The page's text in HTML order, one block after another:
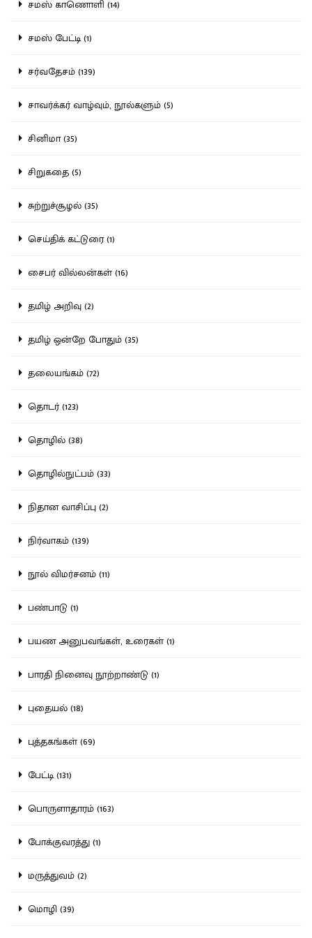
சமஸ் காணொளி (14)
சமஸ் பேட்டி (1)
சர்வதேசம் (139)
சாவர்க்கர் வாழ்வும், நூல்களும் (5)
சினிமா (35)
சிறுகதை (5)
சுற்றுச்சூழல் (35)
செய்திக் கட்டுரை (1)
சைபர் வில்லன்கள் (16)
தமிழ் அறிவு (2)
தமிழ் ஒன்றே போதும் (35)
தலையங்கம் (72)
தொடர் (123)
தொழில் (38)
தொழில்நுட்பம் (33)
நிதான வாசிப்பு (2)
நிர்வாகம் (139)
நூல் விமர்சனம் (11)
பண்பாடு (1)
பயண அனுபவங்கள், உரைகள் (1)
பாரதி நினைவு நூற்றாண்டு (1)
புதையல் (18)
புத்தகங்கள் (69)
பேட்டி (131)
பொருளாதாரம் (163)
போக்குவரத்து (1)
மருத்துவம் (2)
மொழி (39)